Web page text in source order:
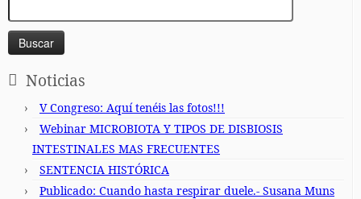
Noticias
V Congreso: Aquí tenéis las fotos!!!
Webinar MICROBIOTA Y TIPOS DE DISBIOSIS
INTESTINALES MAS FRECUENTES
SENTENCIA HISTÓRICA
Publicado: Cuando hasta respirar duele.- Susana Muns